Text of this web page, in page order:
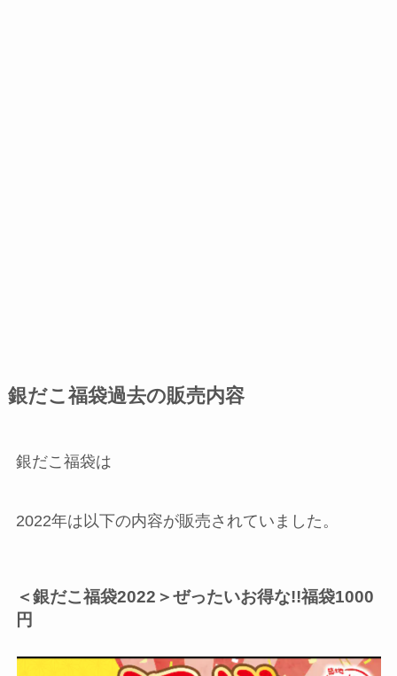
銀だこ福袋過去の販売内容
銀だこ福袋は
2022年は以下の内容が販売されていました。
＜銀だこ福袋2022＞ぜったいお得な!!福袋1000
円